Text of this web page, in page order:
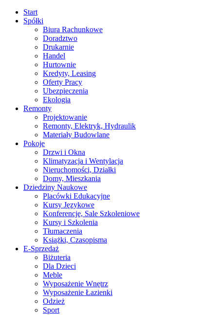
Start
Spółki
Biura Rachunkowe
Doradztwo
Drukarnie
Handel
Hurtownie
Kredyty, Leasing
Oferty Pracy
Ubezpieczenia
Ekologia
Remonty
Projektowanie
Remonty, Elektryk, Hydraulik
Materiały Budowlane
Pokoje
Drzwi i Okna
Klimatyzacja i Wentylacja
Nieruchomości, Działki
Domy, Mieszkania
Dziedziny Naukowe
Placówki Edukacyjne
Kursy Językowe
Konferencje, Sale Szkoleniowe
Kursy i Szkolenia
Tłumaczenia
Książki, Czasopisma
E-Sprzedaż
Biżuteria
Dla Dzieci
Meble
Wyposażenie Wnętrz
Wyposażenie Łazienki
Odzież
Sport